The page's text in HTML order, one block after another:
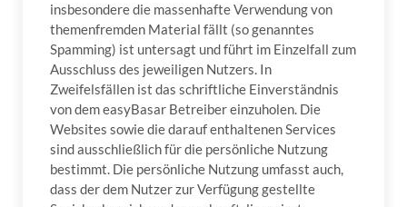
insbesondere die massenhafte Verwendung von
themenfremden Material fällt (so genanntes
Spamming) ist untersagt und führt im Einzelfall zum
Ausschluss des jeweiligen Nutzers. In
Zweifelsfällen ist das schriftliche Einverständnis
von dem easyBasar Betreiber einzuholen. Die
Websites sowie die darauf enthaltenen Services
sind ausschließlich für die persönliche Nutzung
bestimmt. Die persönliche Nutzung umfasst auch,
dass der dem Nutzer zur Verfügung gestellte